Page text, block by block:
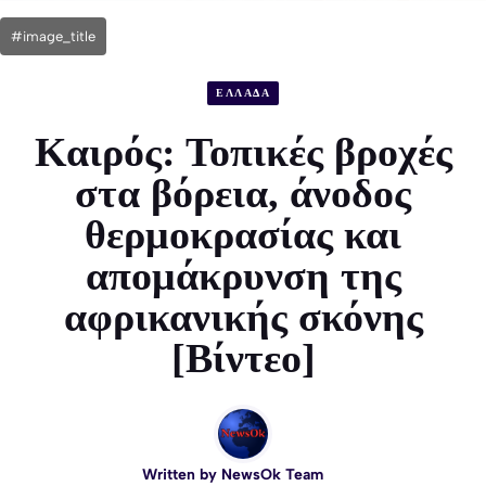
#image_title
ΕΛΛΑΔΑ
Καιρός: Τοπικές βροχές
στα βόρεια, άνοδος
θερμοκρασίας και
απομάκρυνση της
αφρικανικής σκόνης
[Βίντεο]
Written by NewsOk Team